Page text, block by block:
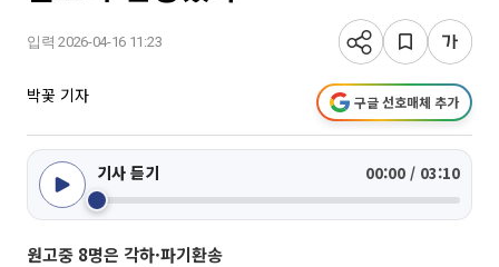
입력 2026-04-16 11:23
박꽃 기자 구글 선호매체 추가
기사 듣기 00:00 / 03:10
원고중 8명은 각하·파기환송